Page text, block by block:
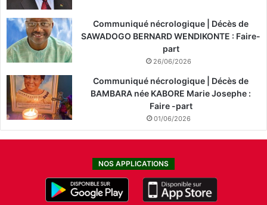
Communiqué nécrologique | Décès de
SAWADOGO BERNARD WENDIKONTE : Faire-
part
26/06/2026
Communiqué nécrologique | Décès de
BAMBARA née KABORE Marie Josephe :
Faire -part
01/06/2026
NOS APPLICATIONS